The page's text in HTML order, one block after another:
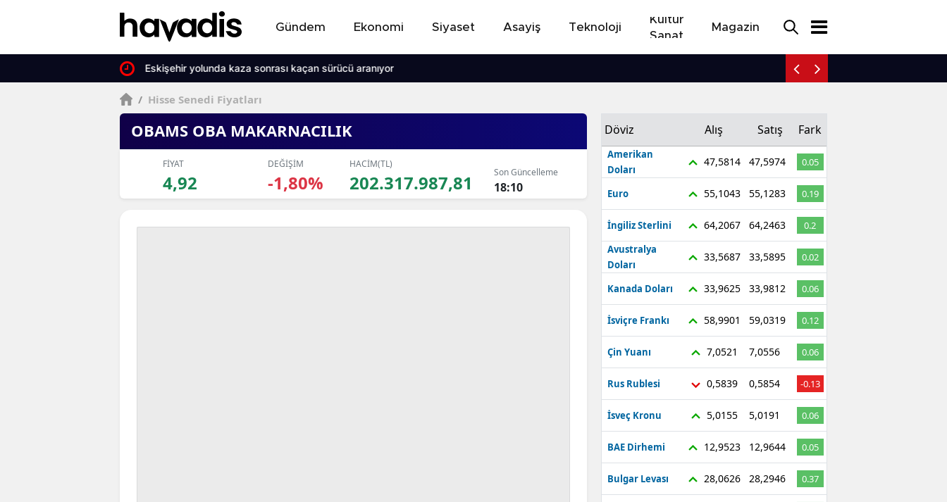
Gündem Ekonomi Siyaset Asayiş Teknoloji
Kültür
Sanat
Magazin
Eskişehir yolunda kaza sonrası kaçan sürücü aranıyor
/ Hisse Senedi Fiyatları
OBAMS OBA MAKARNACILIK
FİYAT
4,92
DEĞİŞİM
-1,80%
HACİM(TL)
202.317.987,81 Son Güncelleme
18:10
Döviz Alış Satış Fark
Amerikan
Doları
47,5814 47,5974 0.05
Euro 55,1043 55,1283 0.19
İngiliz Sterlini 64,2067 64,2463
0.2
Avustralya
Doları
33,5687 33,5895 0.02
Kanada Doları 33,9625 33,9812 0.06
İsviçre Frankı 58,9901 59,0319 0.12
Çin Yuanı 7,0521 7,0556 0.06
Rus Rublesi 0,5839 0,5854 -0.13
İsveç Kronu 5,0155 5,0191 0.06
BAE Dirhemi 12,9523 12,9644 0.05
Bulgar Levası 28,0626 28,2946 0.37